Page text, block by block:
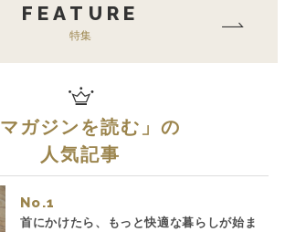
FEATURE
特集
マガジンを読む 」の
人気記事
No.
首にかけたら、もっと快適な暮らしが始ま